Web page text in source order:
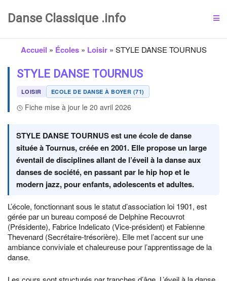
Danse Classique .info
Accueil » Écoles» Loisir» STYLE DANSE TOURNUS
STYLE DANSE TOURNUS
LOISIR ECOLE DE DANSE À BOYER (71)
Fiche mise à jour le 20 avril 2026
STYLE DANSE TOURNUS est une école de danse
située à Tournus, créée en 2001. Elle propose un large
éventail de disciplines allant de l’éveil à la danse aux
danses de société, en passant par le hip hop et le
modern jazz, pour enfants, adolescents et adultes.
L’école, fonctionnant sous le statut d’association loi 1901, est
gérée par un bureau composé de Delphine Recouvrot
(Présidente), Fabrice Indelicato (Vice-président) et Fabienne
Thevenard (Secrétaire-trésorière). Elle met l’accent sur une
ambiance conviviale et chaleureuse pour l’apprentissage de la
danse.